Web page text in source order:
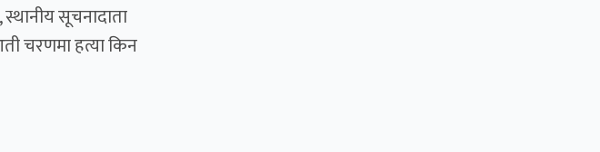
सूचनादाता
चरणमा हत्या किन